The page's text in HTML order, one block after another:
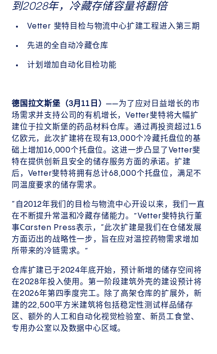
到2028年，冷藏存储容量将翻倍
Vetter 斐特目检与物流中心扩建工程进入第三期
先进的全自动冷藏仓库
计划增加自动化目检功能
德国拉文斯堡（3月11日）——为了应对日益增长的市
场需求并支持公司的有机增长，Vetter斐特将大幅扩
建位于拉文斯堡的药品材料仓库。通过再投资超过1.5
亿欧元，此次扩建将在现有13,000个冷藏托盘位的基
础上增加16,000个托盘位。这进一步凸显了Vetter斐
特在提供创新且安全的储存服务方面的承诺。扩建
后，Vetter斐特将拥有总计68,000个托盘位，满足不
同温度要求的储存需求。
“自2012年我们的目检与物流中心开设以来，我们一直
在不断提升常温和冷藏存储能力。”Vetter斐特执行董
事Carsten Press表示，“此次扩建是我们在仓储发展
方面迈出的战略性一步，旨在应对温控药物需求增加
所带来的冷链需求。”
仓库扩建已于2024年底开始，预计新增的储存空间将
在2028年投入使用。第一阶段建筑外壳的建设预计将
在2026年第四季度完工。除了高架仓库的扩展外，新
建的22,500平方米建筑将包括稳定性测试样品储存
区、额外的人工和自动化视觉检验室、新员工食堂、
专用办公室以及数据中心区域。